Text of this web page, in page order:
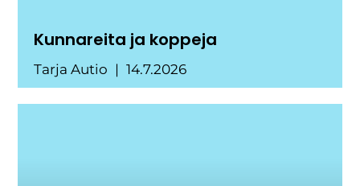
Kunnareita ja koppeja
Tarja Autio 14.7.2026